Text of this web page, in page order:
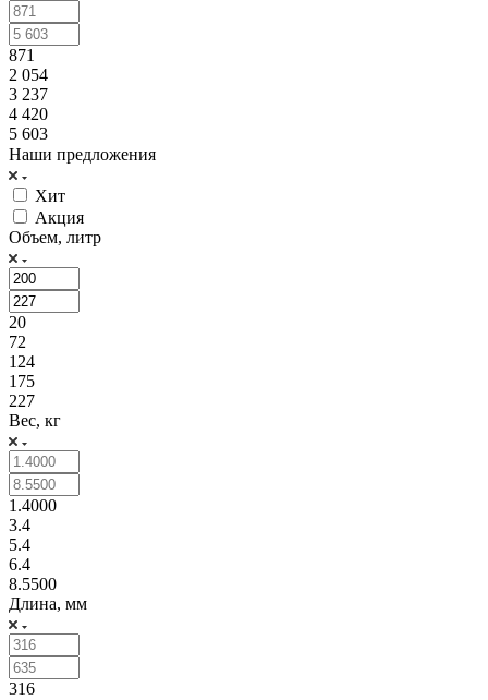
871
2 054
3 237
4 420
5 603
Наши предложения
Хит
Акция
Объем, литр
20
72
124
175
227
Вес, кг
1.4000
3.4
5.4
6.4
8.5500
Длина, мм
316